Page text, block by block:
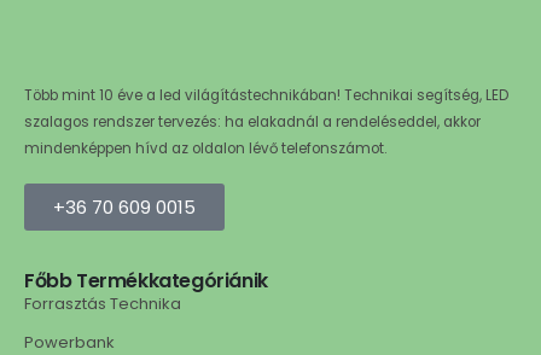
Több mint 10 éve a led világítástechnikában! Technikai segítség, LED
szalagos rendszer tervezés: ha elakadnál a rendeléseddel, akkor
mindenképpen hívd az oldalon lévő telefonszámot.
+36 70 609 0015
Főbb Termékkategóriánik
Forrasztás Technika
Powerbank